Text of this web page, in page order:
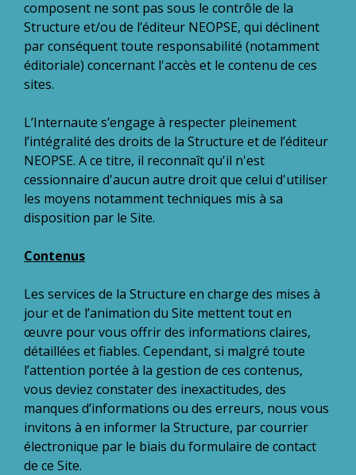
composent ne sont pas sous le contrôle de la
Structure et/ou de l’éditeur NEOPSE, qui déclinent
par conséquent toute responsabilité (notamment
éditoriale) concernant l'accès et le contenu de ces
sites.
L’Internaute s’engage à respecter pleinement
l’intégralité des droits de la Structure et de l’éditeur
NEOPSE. A ce titre, il reconnaît qu'il n'est
cessionnaire d'aucun autre droit que celui d'utiliser
les moyens notamment techniques mis à sa
disposition par le Site.
Contenus
Les services de la Structure en charge des mises à
jour et de l’animation du Site mettent tout en
œuvre pour vous offrir des informations claires,
détaillées et fiables. Cependant, si malgré toute
l’attention portée à la gestion de ces contenus,
vous deviez constater des inexactitudes, des
manques d’informations ou des erreurs, nous vous
invitons à en informer la Structure, par courrier
électronique par le biais du formulaire de contact
de ce Site.